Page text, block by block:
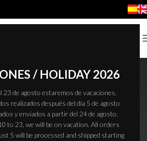
/ HOLIDAY 2026
23 de agosto estaremos de vacaciones.
realizados después del día 5 de agosto
y enviados a partir del 24 de agosto.
to 23, we will be on vacation. All orders
5 will be processed and shipped starting